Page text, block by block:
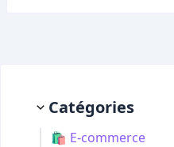
Catégories
🛍️ E-commerce